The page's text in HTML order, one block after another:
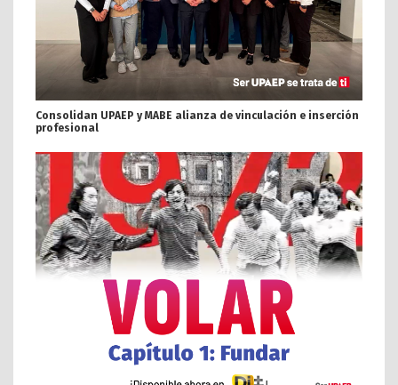
Consolidan UPAEP y MABE alianza de vinculación e inserción
profesional